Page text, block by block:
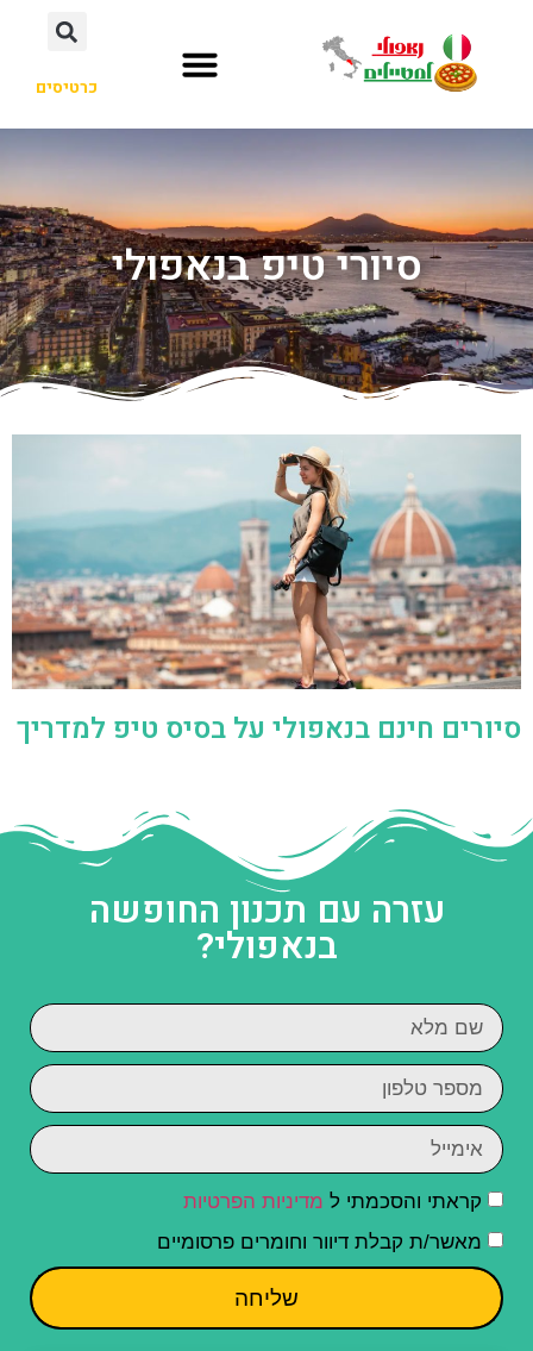
כרטיסים
סיורי טיפ בנאפולי
סיורים חינם בנאפולי על בסיס טיפ למדריך
עזרה עם תכנון החופשה
בנאפולי?
קראתי והסכמתי ל מדיניות הפרטיות
מאשר/ת קבלת דיוור וחומרים פרסומיים
שליחה